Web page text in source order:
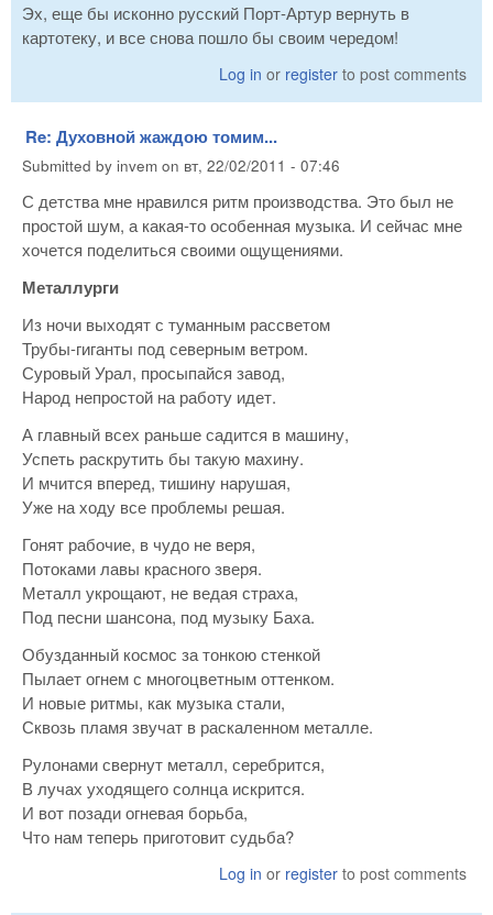
Эх, еще бы исконно русский Порт-Артур вернуть в
картотеку, и все снова пошло бы своим чередом!
Log in or register to post comments
Re: Духовной жаждою томим...
Submitted by invem on вт, 22/02/2011 - 07:46
С детства мне нравился ритм производства. Это был не
простой шум, а какая-то особенная музыка. И сейчас мне
хочется поделиться своими ощущениями.
Металлурги
Из ночи выходят с туманным рассветом
Трубы-гиганты под северным ветром.
Суровый Урал, просыпайся завод,
Народ непростой на работу идет.
А главный всех раньше садится в машину,
Успеть раскрутить бы такую махину.
И мчится вперед, тишину нарушая,
Уже на ходу все проблемы решая.
Гонят рабочие, в чудо не веря,
Потоками лавы красного зверя.
Металл укрощают, не ведая страха,
Под песни шансона, под музыку Баха.
Обузданный космос за тонкою стенкой
Пылает огнем с многоцветным оттенком.
И новые ритмы, как музыка стали,
Сквозь пламя звучат в раскаленном металле.
Рулонами свернут металл, серебрится,
В лучах уходящего солнца искрится.
И вот позади огневая борьба,
Что нам теперь приготовит судьба?
Log in or register to post comments